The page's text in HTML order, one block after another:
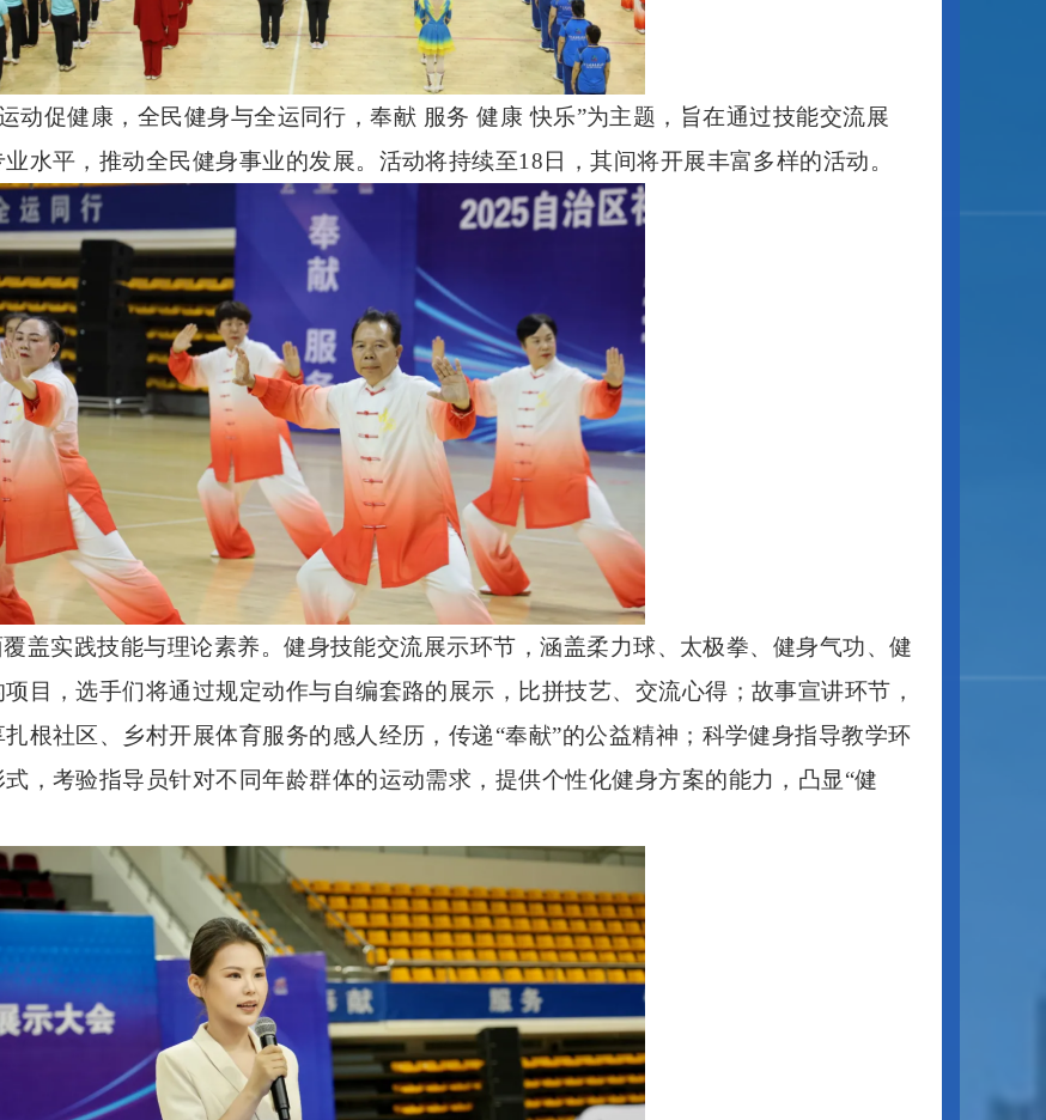
动促健康，全民健身与全运同行，奉献 服务 健康 快乐”为主题，旨在通过技能交流展
水平，推动全民健身事业的发展。活动将持续至18日，其间将开展丰富多样的活动。
盖实践技能与理论素养。健身技能交流展示环节，涵盖柔力球、太极拳、健身气功、健
目，选手们将通过规定动作与自编套路的展示，比拼技艺、交流心得；故事宣讲环节，
根社区、乡村开展体育服务的感人经历，传递“奉献”的公益精神；科学健身指导教学环
，考验指导员针对不同年龄群体的运动需求，提供个性化健身方案的能力，凸显“健